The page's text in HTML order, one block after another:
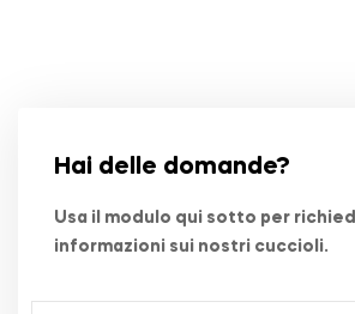
Hai delle domande?
Usa il modulo qui sotto per
informazioni sui nostri cuccioli.